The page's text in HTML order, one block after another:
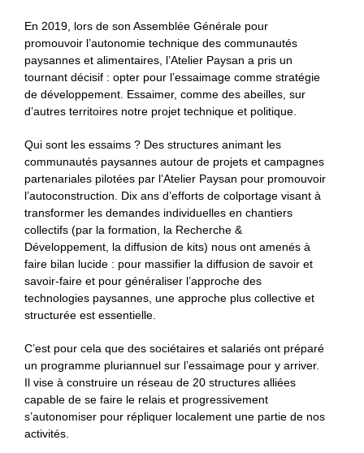
En 2019, lors de son Assemblée Générale pour
promouvoir l’autonomie technique des communautés
paysannes et alimentaires, l’Atelier Paysan a pris un
tournant décisif : opter pour l’essaimage comme stratégie
de développement. Essaimer, comme des abeilles, sur
d’autres territoires notre projet technique et politique.
Qui sont les essaims ? Des structures animant les
communautés paysannes autour de projets et campagnes
partenariales pilotées par l’Atelier Paysan pour promouvoir
l’autoconstruction. Dix ans d’efforts de colportage visant à
transformer les demandes individuelles en chantiers
collectifs (par la formation, la Recherche &
Développement, la diffusion de kits) nous ont amenés à
faire bilan lucide : pour massifier la diffusion de savoir et
savoir-faire et pour généraliser l’approche des
technologies paysannes, une approche plus collective et
structurée est essentielle.
C’est pour cela que des sociétaires et salariés ont préparé
un programme pluriannuel sur l’essaimage pour y arriver.
Il vise à construire un réseau de 20 structures alliées
capable de se faire le relais et progressivement
s’autonomiser pour répliquer localement une partie de nos
activités.